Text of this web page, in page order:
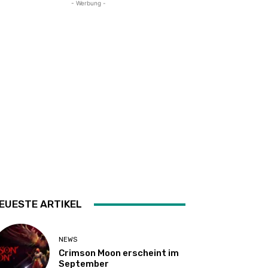
- Werbung -
ARTIKEL
NEWS
Crimson Moon erscheint im
September